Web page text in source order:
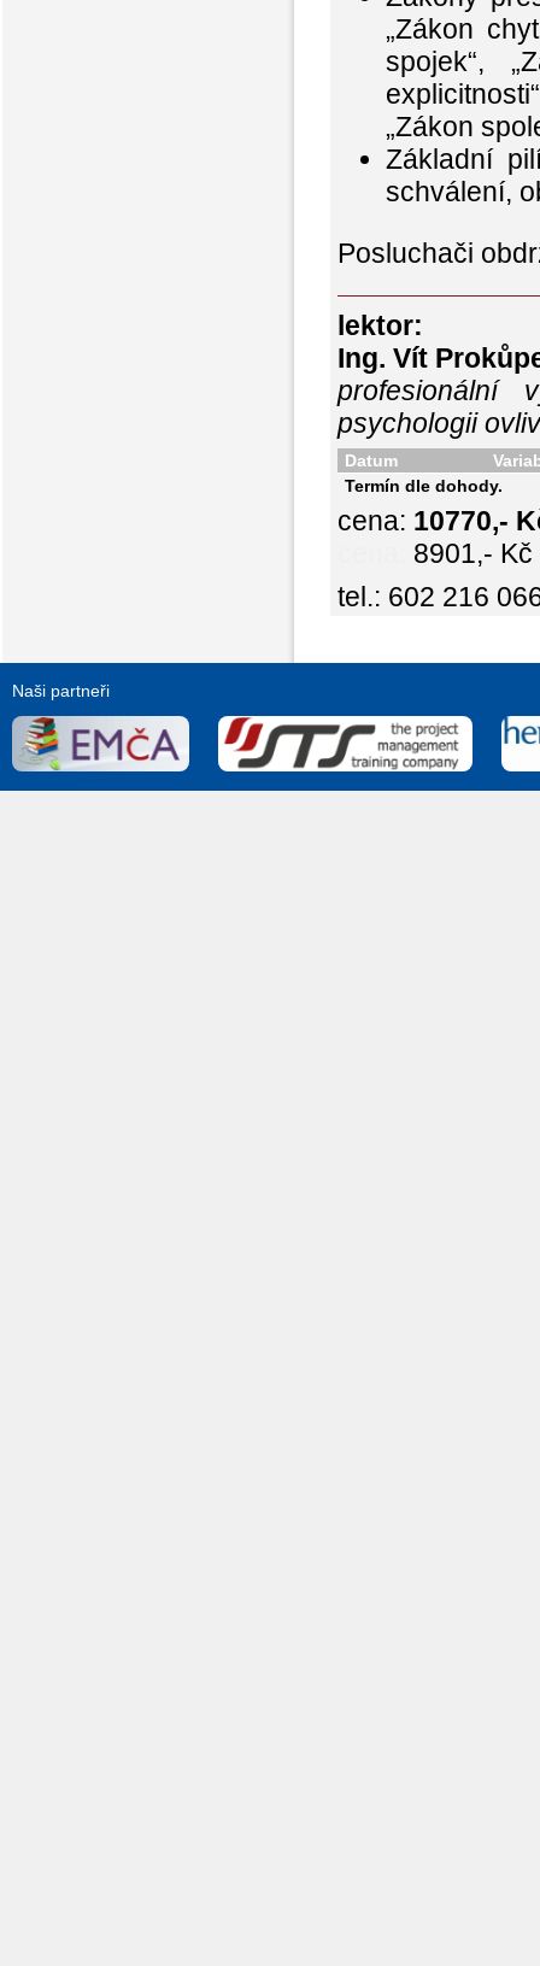
„Zákon
spojek“,
„Zákon
Základní
schválení,
Posluchači
lektor:
Ing. Vít
profesionální
psychologii
Datum
Termín dle dohody.
cena: 10770,-
8901,-
tel.: 602 216
Naši partneři